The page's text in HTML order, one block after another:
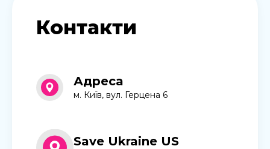
Контакти
Адреса
м. Київ, вул. Герцена 6
Save Ukraine US